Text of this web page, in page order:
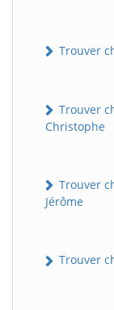
Trouver
Trouver
Christophe
Trouver
Jérôme
Trouver